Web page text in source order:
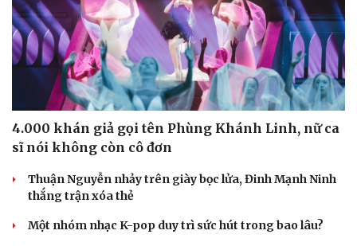
Sức khỏe
Dinh dưỡng - món ngon
Cây thuốc
Sản phụ khoa
Nhi khoa
Nam khoa
Làm đẹp - giảm cân
Phòng mạch online
Ăn sạch sống khỏe
Đời sống
Nhà đẹp
Blog
Tình yêu - Gia đình
4.000 khán giả gọi tên Phùng Khánh Linh, nữ ca
sĩ nói không còn cô đơn
Thuận Nguyễn nhảy trên giày bọc lửa, Đinh Mạnh Ninh
thắng trận xóa thẻ
Một nhóm nhạc K-pop duy trì sức hút trong bao lâu?